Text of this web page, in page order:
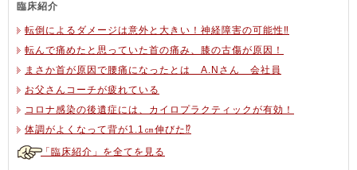
臨床紹介
転倒によるダメージは意外と大きい！神経障害の可能性‼
転んで痛めたと思っていた首の痛み、膝の古傷が原因！
まさか首が原因で腰痛になったとは A.Nさん 会社員
お父さんコーチが疲れている
コロナ感染の後遺症には、カイロプラクティックが有効！
体調がよくなって背が1.1㎝伸びた⁉
「臨床紹介」を全てを見る